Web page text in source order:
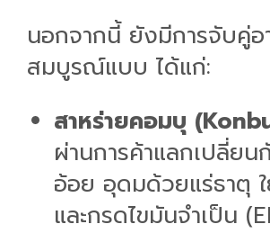
นอกจากนี้ ยังมีการจับคู่อ
สมบูรณ์แบบ ได้แก่:
สาหร่ายคอมบุ
ผ่านการค้าแลกเปลี่ยน
อ้อย อุดมด้วยแร่ธาตุ ใ
และกรดไขมันจำเป็น